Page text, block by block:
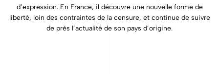
d’expression. En France, il découvre une nouvelle forme de
liberté, loin des contraintes de la censure, et continue de suivre
de près l’actualité de son pays d’origine.